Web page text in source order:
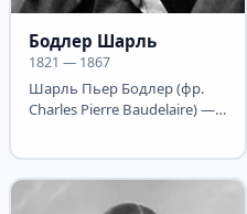
Бодлер Шарль
1821 — 1867
Шарль Пьер Бодлер (фр.
Charles Pierre Baudelaire) —